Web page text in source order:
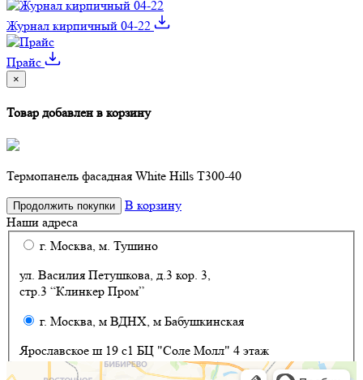
Журнал кирпичный 04-22
Прайс
×
Товар добавлен в корзину
Термопанель фасадная White Hills T300-40
Продолжить покупки
В корзину
Наши адреса
г. Москва, м. Тушино
ул. Василия Петушкова, д.3 кор. 3,
стр.3 “Клинкер Пром”
г. Москва, м ВДНХ, м Бабушкинская
Ярославское ш 19 с1 БЦ "Соле Молл" 4 этаж